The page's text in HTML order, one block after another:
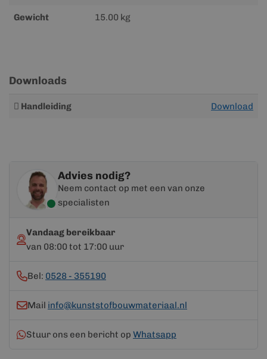
Gewicht 15.00 kg
Downloads
Meer
Handleiding Download
Advies nodig?
Neem contact op met een van onze
specialisten
Vandaag bereikbaar
van 08:00 tot 17:00 uur
Bel: 0528 - 355190
Mail info@kunststofbouwmateriaal.nl
Stuur ons een bericht op Whatsapp